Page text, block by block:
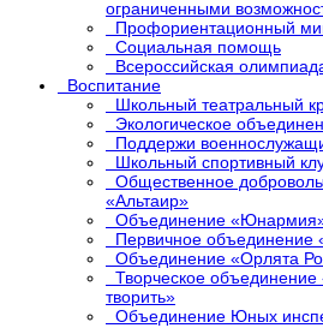
ограниченными
Профориентационный
Социальная помощь
Всероссийская
Воспитание
Школьный театральный
Экологическое
Поддержи
Школьный спортивный
Общественное
«Альтаир»
Объединение
Первичное объединение
Объединение «Орлята
Творческое объединение
творить»
Объединение Юных